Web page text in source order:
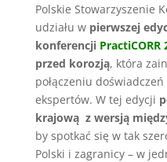
Polskie Stowarzyszenie
udziału w pierwszej
konferencji PractiCORR
przed korozją, która
połączeniu
ekspertów. W tej edycji
krajową z wersją
by spotkać się w tak
Polski i zagranicy – w